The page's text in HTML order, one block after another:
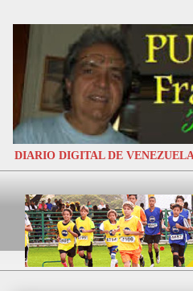
DIARIO DIGITAL DE